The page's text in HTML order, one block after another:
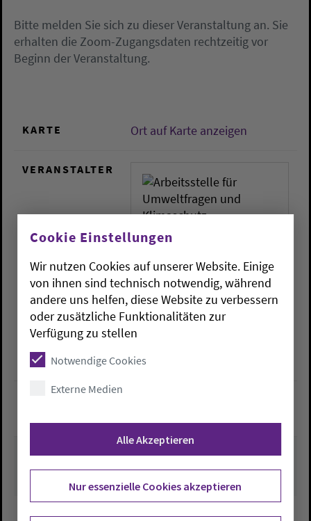
Bitte melden Sie sich zu dieser Veranstaltung an. Sie
erhalten die Zoom-Zugangsdaten rechtzeitig vor
Beginn der Veranstaltung.
KARTE Ort auf Karte anzeigen
VERANSTALTER
Umweltfragen und
Klimaschutz
Philosophenweg 1
26121
umwelt@kirche-oldenburg.de
Cookie Einstellungen
Wir nutzen Cookies auf unserer Website. Einige
von ihnen sind technisch notwendig, während
andere uns helfen, diese Website zu verbessern
oder zusätzliche Funktionalitäten zur
Verfügung zu stellen
Notwendige Cookies
Externe Medien
Alle Akzeptieren
Nur essenzielle Cookies akzeptieren